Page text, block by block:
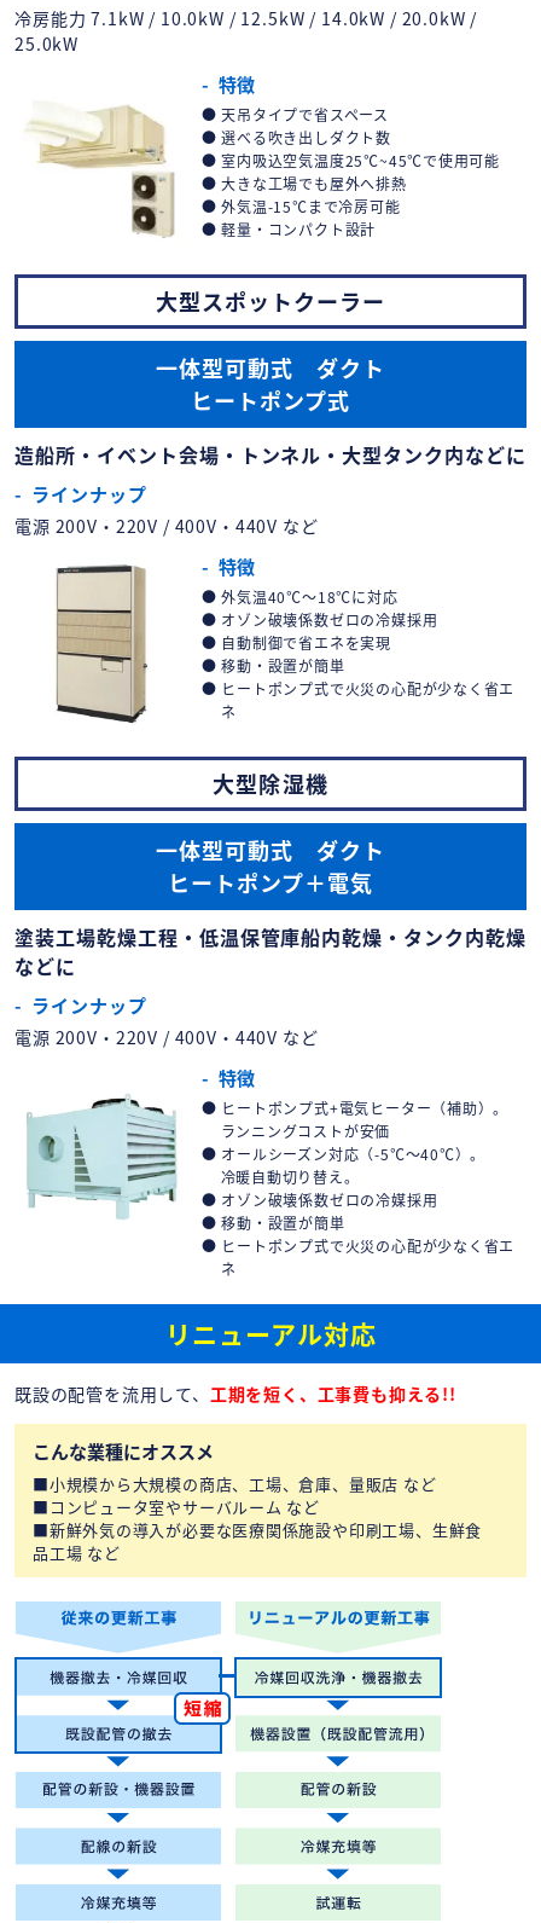
冷房能力 7.1kW / 10.0kW / 12.5kW / 14.0kW / 20.0kW /
25.0kW
特徴
天吊タイプで省スペース
選べる吹き出しダクト数
室内吸込空気温度25℃~45℃で使用可能
大きな工場でも屋外へ排熱
外気温-15℃まで冷房可能
軽量・コンパクト設計
大型スポットクーラー
一体型可動式 ダクト
ヒートポンプ式
造船所・イベント会場・トンネル・大型タンク内などに
ラインナップ
電源 200V・220V / 400V・440V など
特徴
外気温40℃～18℃に対応
オゾン破壊係数ゼロの冷媒採用
自動制御で省エネを実現
移動・設置が簡単
ヒートポンプ式で火災の心配が少なく省エ
ネ
大型除湿機
一体型可動式 ダクト
ヒートポンプ＋電気
塗装工場乾燥工程・低温保管庫船内乾燥・タンク内乾燥
などに
ラインナップ
電源 200V・220V / 400V・440V など
特徴
ヒートポンプ式+電気ヒーター（補助）。
ランニングコストが安価
オールシーズン対応（-5℃～40℃）。
冷暖自動切り替え。
オゾン破壊係数ゼロの冷媒採用
移動・設置が簡単
ヒートポンプ式で火災の心配が少なく省エ
ネ
リニューアル対応
既設の配管を流用して、 工期を短く、工事費も抑える!!
こんな業種にオススメ
小規模から大規模の商店、工場、倉庫、量販店 など
コンピュータ室やサーバルーム など
新鮮外気の導入が必要な医療関係施設や印刷工場、生鮮食
品工場 など